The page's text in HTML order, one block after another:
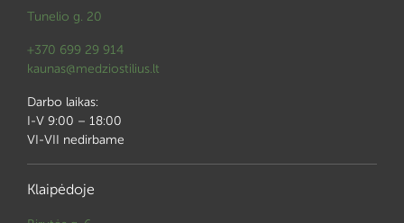
Tunelio g. 20
+370 699 29 914
kaunas@medziostilius.lt
Darbo laikas:
I-V 9:00 – 18:00
VI-VII nedirbame
Klaipėdoje